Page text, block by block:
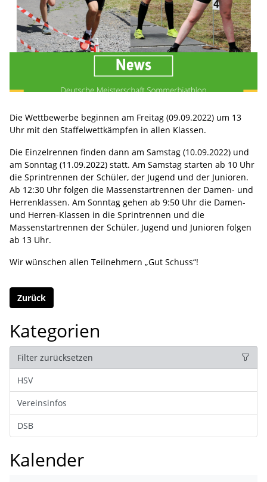
Die Wettbewerbe beginnen am Freitag (09.09.2022) um 13
Uhr mit den Staffelwettkämpfen in allen Klassen.
Die Einzelrennen finden dann am Samstag (10.09.2022) und
am Sonntag (11.09.2022) statt. Am Samstag starten ab 10 Uhr
die Sprintrennen der Schüler, der Jugend und der Junioren.
Ab 12:30 Uhr folgen die Massenstartrennen der Damen- und
Herrenklassen. Am Sonntag gehen ab 9:50 Uhr die Damen-
und Herren-Klassen in die Sprintrennen und die
Massenstartrennen der Schüler, Jugend und Junioren folgen
ab 13 Uhr.
Wir wünschen allen Teilnehmern „Gut Schuss“!
Zurück
Kategorien
Filter zurücksetzen
HSV
Vereinsinfos
DSB
Kalender